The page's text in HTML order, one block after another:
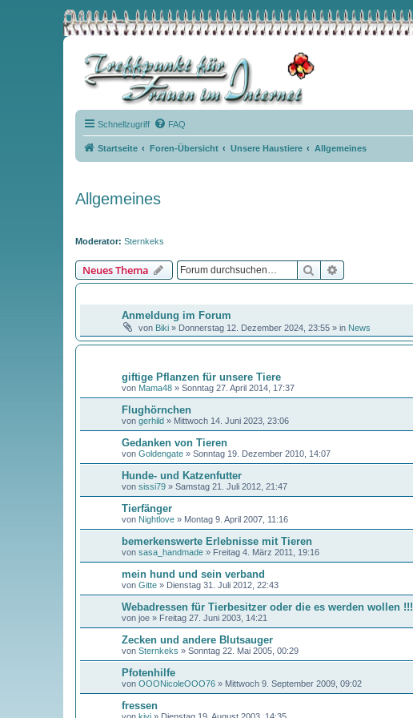
Schnellzugriff FAQ
Startseite Foren-Übersicht Unsere Haustiere Allgemeines
Allgemeines
Moderator: Sternkeks
Neues Thema Suche
Anmeldung im Forum
von Biki» Donnerstag 12. Dezember 2024, 23:55» in News
giftige Pflanzen für unsere Tiere
von Mama48» Sonntag 27. April 2014, 17:37
Flughörnchen
von gerhild» Mittwoch 14. Juni 2023, 23:06
Gedanken von Tieren
von Goldengate» Sonntag 19. Dezember 2010, 14:07
Hunde- und Katzenfutter
von sissi79» Samstag 21. Juli 2012, 21:47
Tierfänger
von Nightlove» Montag 9. April 2007, 11:16
bemerkenswerte Erlebnisse mit Tieren
von sasa_handmade» Freitag 4. März 2011, 19:16
mein hund und sein verband
von Gitte» Dienstag 31. Juli 2012, 22:43
Webadressen für Tierbesitzer oder die es werden wollen !!!
von joe» Freitag 27. Juni 2003, 14:21
Zecken und andere Blutsauger
von Sternkeks » Sonntag 22. Mai 2005, 00:29
Pfotenhilfe
von OOONicoleOOO76» Mittwoch 9. September 2009, 09:02
fressen
von kivi» Dienstag 19. August 2003, 14:35